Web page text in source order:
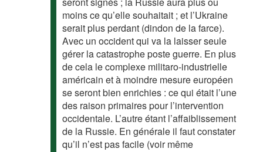
moins ce qu’elle souhaitait ; et l’Ukraine
serait plus perdant (dindon de la farce).
Avec un occident qui va la laisser seule
gérer la catastrophe poste guerre. En plus
de cela le complexe militaro-industrielle
américain et à moindre mesure européen
se seront bien enrichies : ce qui était l’une
des raison primaires pour l’intervention
occidentale. L’autre étant l’affaiblissement
de la Russie. En générale il faut constater
qu’il n’est pas facile (voir même